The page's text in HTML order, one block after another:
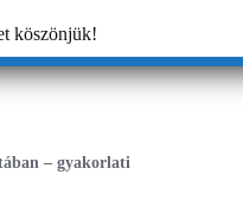
– gyakorlati
köszönjük!